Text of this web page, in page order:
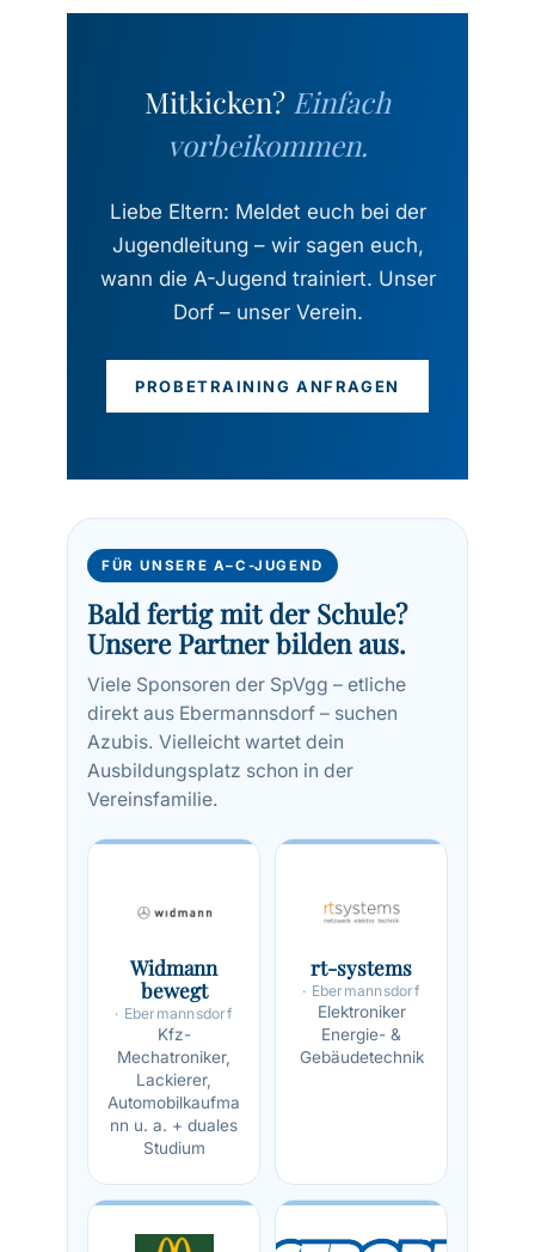
Mitkicken? Einfach
vorbeikommen.
Liebe Eltern: Meldet euch bei der
Jugendleitung – wir sagen euch,
wann die A-Jugend trainiert. Unser
Dorf – unser Verein.
PROBETRAINING ANFRAGEN
FÜR UNSERE A–C-JUGEND
Bald fertig mit der Schule?
Unsere Partner bilden aus.
Viele Sponsoren der SpVgg – etliche
direkt aus Ebermannsdorf – suchen
Azubis. Vielleicht wartet dein
Ausbildungsplatz schon in der
Vereinsfamilie.
Widmann
bewegt
· Ebermannsdorf
Kfz-
Mechatroniker,
Lackierer,
Automobilkaufma
nn u. a. + duales
Studium
rt-systems
· Ebermannsdorf
Elektroniker
Energie- &
Gebäudetechnik